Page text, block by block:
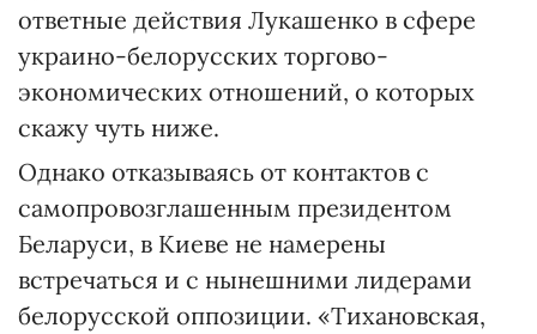
ответные действия Лукашенко в сфере
украино-белорусских торгово-
экономических отношений, о которых
скажу чуть ниже.
Однако отказываясь от контактов с
самопровозглашенным президентом
Беларуси, в Киеве не намерены
встречаться и с нынешними лидерами
белорусской оппозиции. «Тихановская,